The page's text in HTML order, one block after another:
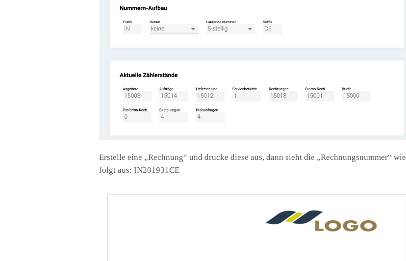
Erstelle eine „Rechnung“ und drucke diese aus, dann sieht die „Rechnungsnummer“ wie
folgt aus: IN201931CE